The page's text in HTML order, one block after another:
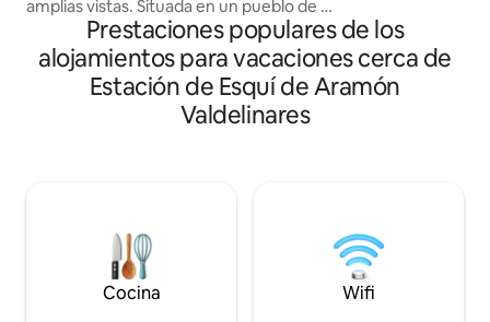
amplias vistas. Situada en un pueblo de la
edad media encantador y
extremadamente tranquilo. Patio
exterior con barbacoa. Cientos de
kilómetros para disfrutar en bicicleta de
carretera o montaña. Comarca rica en
historia y gastronomía. En verano
estos sean
inconveniente
pueden no
Prestaciones populares de los
alojamientos para vacaciones cerca de
Estación de Esquí de Aramón
Valdelinares
Cocina Wifi